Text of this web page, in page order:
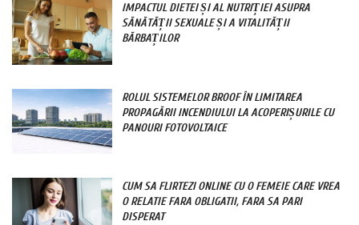
IMPACTUL DIETEI ȘI AL NUTRIȚIEI ASUPRA
SĂNĂTĂȚII SEXUALE ȘI A VITALITĂȚII
BĂRBAȚILOR
ROLUL SISTEMELOR BROOF ÎN LIMITAREA
PROPAGĂRII INCENDIULUI LA ACOPERIȘURILE CU
PANOURI FOTOVOLTAICE
CUM SA FLIRTEZI ONLINE CU O FEMEIE CARE VREA
O RELATIE FARA OBLIGATII, FARA SA PARI
DISPERAT